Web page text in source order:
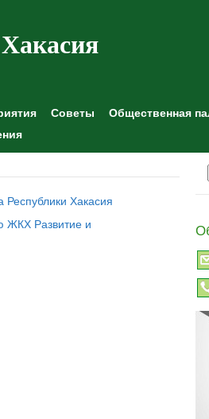
Советы Общественная
Хакасия
ЖКХ Развитие и